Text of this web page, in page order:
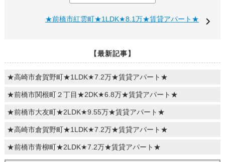
★前橋市紅雲町★1LDK★8.1万★賃貸アパート★
【最新記事】
★高崎市倉賀野町★1LDK★7.2万★賃貸アパート★
★前橋市関根町２丁目★2DK★6.8万★賃貸アパート★
★前橋市大友町★2LDK★9.55万★賃貸アパート★
★高崎市倉賀野町★1LDK★7.2万★賃貸アパート★
★前橋市青柳町★2LDK★7.2万★賃貸アパート★